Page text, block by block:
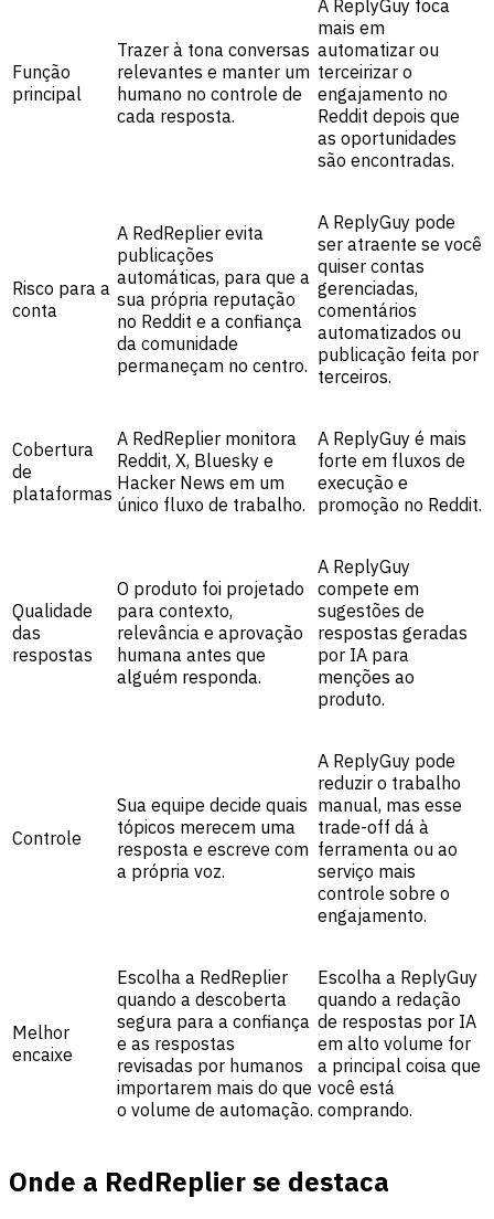
Função
principal
Trazer à tona conversas
relevantes e manter um
humano no controle de
cada resposta.
A ReplyGuy foca
mais em
automatizar ou
terceirizar o
engajamento no
Reddit depois que
as oportunidades
são encontradas.
Risco para a
conta
A RedReplier evita
publicações
automáticas, para que a
sua própria reputação
no Reddit e a confiança
da comunidade
permaneçam no centro.
A ReplyGuy pode
ser atraente se você
quiser contas
gerenciadas,
comentários
automatizados ou
publicação feita por
terceiros.
Cobertura
de
plataformas
A RedReplier monitora
Reddit, X, Bluesky e
Hacker News em um
único fluxo de trabalho.
A ReplyGuy é mais
forte em fluxos de
execução e
promoção no Reddit.
Qualidade
das
respostas
O produto foi projetado
para contexto,
relevância e aprovação
humana antes que
alguém responda.
A ReplyGuy
compete em
sugestões de
respostas geradas
por IA para
menções ao
produto.
Controle
Sua equipe decide quais
tópicos merecem uma
resposta e escreve com
a própria voz.
A ReplyGuy pode
reduzir o trabalho
manual, mas esse
trade-off dá à
ferramenta ou ao
serviço mais
controle sobre o
engajamento.
Melhor
encaixe
Escolha a RedReplier
quando a descoberta
segura para a confiança
e as respostas
revisadas por humanos
importarem mais do que
o volume de automação.
Escolha a ReplyGuy
quando a redação
de respostas por IA
em alto volume for
a principal coisa que
você está
comprando.
Onde a RedReplier se destaca